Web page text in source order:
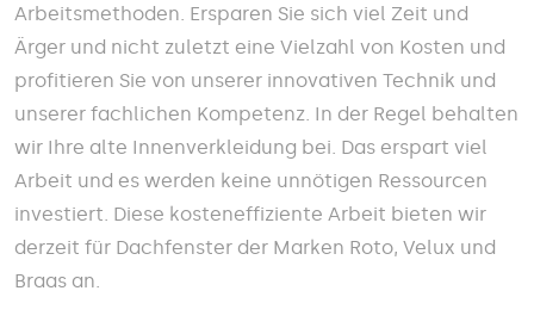
Arbeitsmethoden. Ersparen Sie sich viel Zeit und
Ärger und nicht zuletzt eine Vielzahl von Kosten und
profitieren Sie von unserer innovativen Technik und
unserer fachlichen Kompetenz. In der Regel behalten
wir Ihre alte Innenverkleidung bei. Das erspart viel
Arbeit und es werden keine unnötigen Ressourcen
investiert. Diese kosteneffiziente Arbeit bieten wir
derzeit für Dachfenster der Marken Roto, Velux und
Braas an.